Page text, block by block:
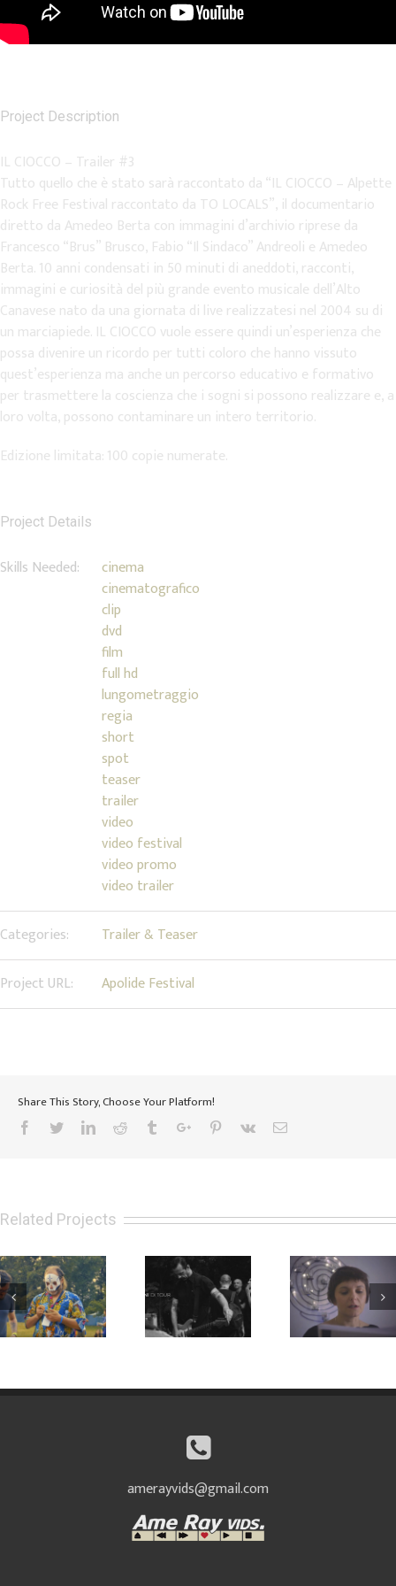
Project Description
IL CIOCCO – Trailer #3
Tutto quello che è stato sarà raccontato da “IL CIOCCO – Alpette
Rock Free Festival raccontato da TO LOCALS”, il documentario
diretto da Amedeo Berta con immagini d’archivio riprese da
Francesco “Brus” Brusco, Fabio “Il Sindaco” Andreoli e Amedeo
Berta. 10 anni condensati in 50 minuti di aneddoti, racconti,
immagini e curiosità del più grande evento musicale dell’Alto
Canavese nato da una giornata di live realizzatesi nel 2004 su di
un marciapiede. IL CIOCCO vuole essere quindi un’esperienza che
possa divenire un ricordo per tutti coloro che hanno vissuto
quest’esperienza ma anche un percorso educativo e formativo
per trasmettere la coscienza che i sogni si possono realizzare e, a
loro volta, possono contaminare un intero territorio.
Edizione limitata: 100 copie numerate.
Project Details
Skills Needed:
cinema
cinematografico
clip
dvd
film
full hd
lungometraggio
regia
short
spot
teaser
trailer
video
video festival
video promo
video trailer
Categories: Trailer & Teaser
Project URL: Apolide Festival
Share This Story, Choose Your Platform!
Facebook
TwitterLinkedinReddit TumblrGoogle+Pinterest
Vk Email
Related Projects
Apolide 2019 –
Daily pills
(Venerdì)
Persiana Jones
– Live report
Kairòs (Book
Trailer)
amerayvids@gmail.com